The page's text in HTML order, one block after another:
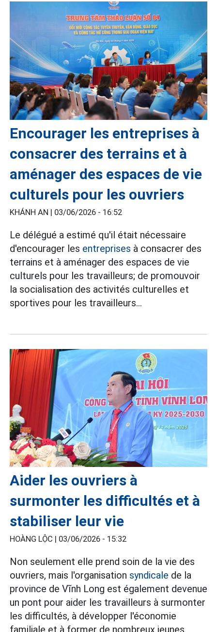
Encourager les entreprises à
consacrer des terrains et à
aménager des espaces de vie
culturels pour les ouvriers
KHÁNH AN | 03/06/2026 - 16:52
Le délégué a estimé qu'il était nécessaire
d'encourager les entreprises à consacrer des
terrains et à aménager des espaces de vie
culturels pour les travailleurs; de promouvoir
la socialisation des activités culturelles et
sportives pour les travailleurs...
Aider les ouvriers à
surmonter les difficultés et à
stabiliser leur vie
HOÀNG LỘC | 03/06/2026 - 15:32
Non seulement elle prend soin de la vie des
ouvriers, mais l'organisation syndicale de la
province de Vĩnh Long est également devenue
un pont pour aider les travailleurs à surmonter
les difficultés, à développer l'économie
familiale et à former de nombreux jeunes